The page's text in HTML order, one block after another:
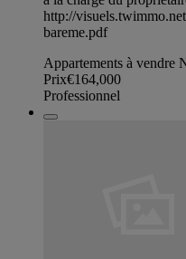
http://
bareme.pdf
Appartements à vendre
Prix€164,000
Professionnel